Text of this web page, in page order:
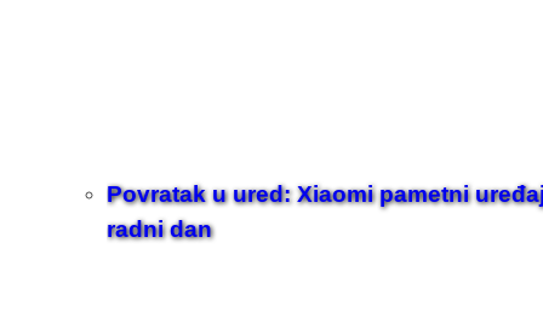
Povratak u ured: Xiaomi pametni
radni dan